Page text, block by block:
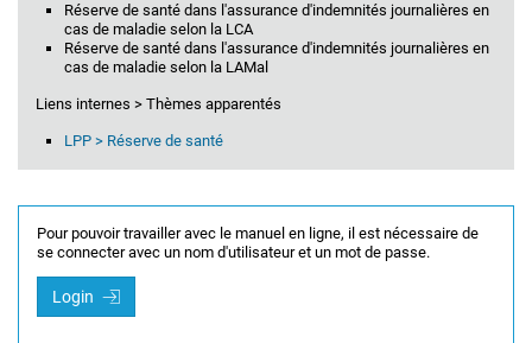
Réserve de santé dans l'assurance d'indemnités journalières en
cas de maladie selon la LCA
Réserve de santé dans l'assurance d'indemnités journalières en
cas de maladie selon la LAMal
Liens internes > Thèmes apparentés
LPP > Réserve de santé
Pour pouvoir travailler avec le manuel en ligne, il est nécessaire de
se connecter avec un nom d'utilisateur et un mot de passe.
Login